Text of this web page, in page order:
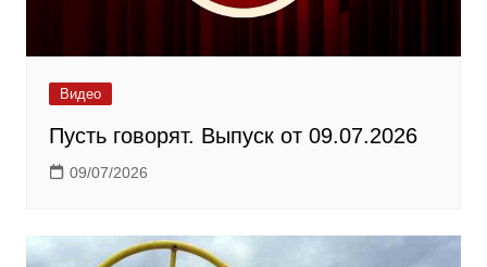
Видео
Пусть говорят. Выпуск от 09.07.2026
09/07/2026